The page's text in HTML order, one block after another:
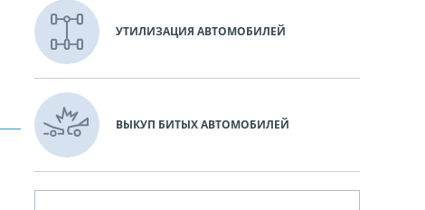
УТИЛИЗАЦИЯ АВТОМОБИЛЕЙ
ВЫКУП БИТЫХ АВТОМОБИЛЕЙ